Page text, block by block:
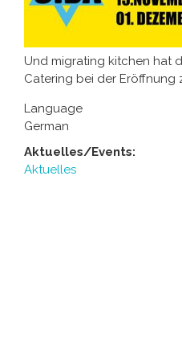
Und migrating kitchen hat
Catering bei der Eröffnung
Language
German
Aktuelles/Events:
Aktuelles